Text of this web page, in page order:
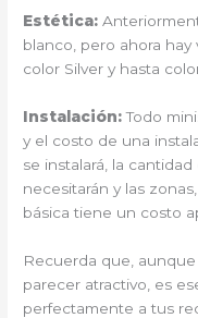
Estética:
blanco, pero ahora hay
color Silver y hasta
Instalación:Todo
y el costo de una
se instalará, la
necesitarán y las
básica tiene un costo
Recuerda que,
parecer atractivo, es
perfectamente a tus